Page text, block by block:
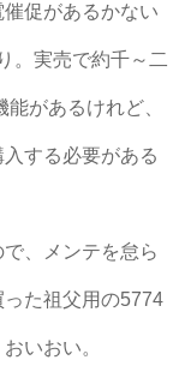
促があるかない
。実売で約千～二
があるけれど、
する必要がある
、メンテを怠ら
た祖父用の5774
いおい。